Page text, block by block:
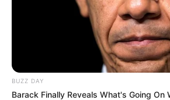
BUZZ DAY
Barack Finally Reveals What's Going On